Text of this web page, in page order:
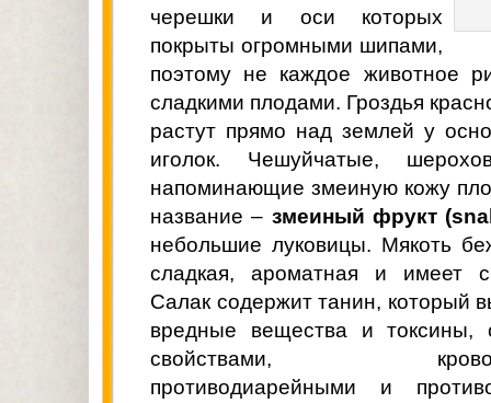
черешки и оси которых
покрыты огромными шипами,
поэтому не каждое животное
сладкими плодами. Гроздья
растут прямо над землей у
иголок. Чешуйчатые,
напоминающие змеиную кожу
название – змеиный фрукт
небольшие луковицы. Мякоть
сладкая, ароматная и имеет
Салак содержит танин, который
вредные вещества и токсины,
свойствами,
противодиарейными и